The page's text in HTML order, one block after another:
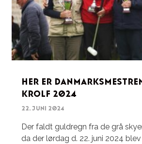
Her er
krolf 2024
22. juni 2024
Der faldt guldregn fra de grå
da der lørdag d. 22. juni 2024